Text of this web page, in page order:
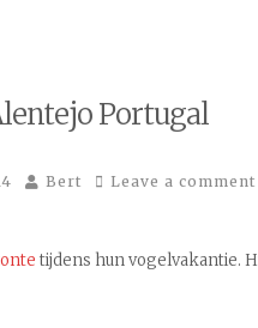
Portugal
Bert Leave a comment
tijdens hun vogelvakantie.